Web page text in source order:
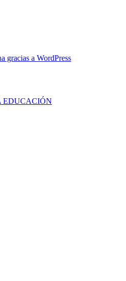
gracias a WordPress
EDUCACIÓN